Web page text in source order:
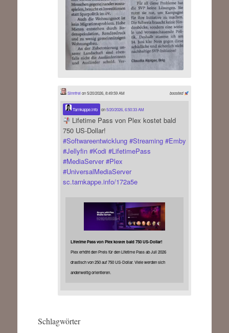
boosted
Sinnfreion 5/20/2026, 8:49:59 AM
Tarnkappe.info on5/20/2026, 6:50:33 AM
Lifetime Pass von Plex kostet bald
750 US-Dollar!
#Softwareentwicklung #Streaming #Emby
#Jellyfin #Kodi #LifetimePass
#MediaServer #Plex
#UniversalMediaServer
sc.tarnkappe.info/172a5e
Lifetime Pass von Plex kostet bald 750 US-Dollar!
Plex erhöht den Preis für den Lifetime Pass ab Juli 2026
drastisch von 250 auf 750 US-Dollar. Viele werden sich
anderweitig orientieren.
Schlagwörter